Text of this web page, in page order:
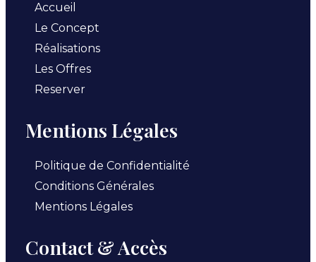
Accueil
Le Concept
Réalisations
Les Offres
Reserver
Mentions Légales
Politique de Confidentialité
Conditions Générales
Mentions Légales
Contact & Accès